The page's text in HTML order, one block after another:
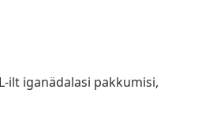
ilt iganädalasi pakkumisi,